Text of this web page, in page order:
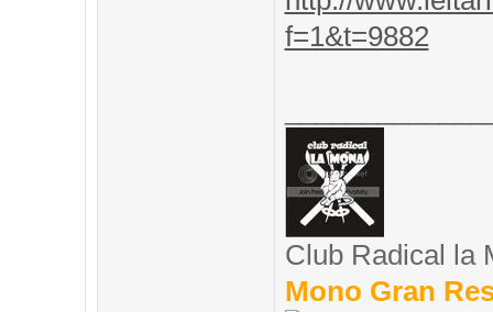
f=1&t=9882
Club Radical la
Mono Gran